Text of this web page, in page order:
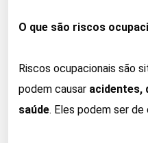
O que são riscos
Riscos ocupacionais são
podem causar acidentes,
saúde. Eles podem ser